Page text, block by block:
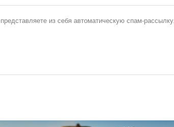
из себя автоматическую спам-рассылку.